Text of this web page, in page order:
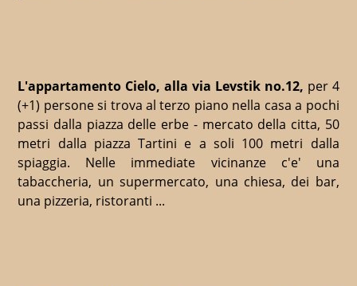
L'appartamento Cielo, alla via Levstik no.12, per 4
(+1) persone si trova al terzo piano nella casa a pochi
passi dalla piazza delle erbe - mercato della citta, 50
metri dalla piazza Tartini e a soli 100 metri dalla
spiaggia. Nelle immediate vicinanze c'e' una
tabaccheria, un supermercato, una chiesa, dei bar,
una pizzeria, ristoranti ...